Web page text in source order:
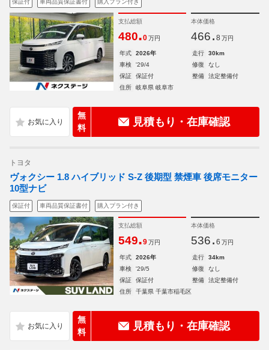
保証付 車両品質保証書付 購入プラン付き
支払総額
480.0 万円
本体価格
466. 8 万円
年式 2026年 走行
30km
車検
'29/4 修復
なし
保証
保証付 整備
法定整備付
住所
岐阜県 岐阜市
無
料
見積もり・在庫確認
トヨタ
ヴォクシー 1.8 ハイブリッド S-Z 後期型 禁煙車 後席モニター
10型ナビ
保証付 車両品質保証書付 購入プラン付き
支払総額
549.9 万円
本体価格
536. 6 万円
年式 2026年 走行
34km
車検
'29/5 修復
なし
保証
保証付 整備
法定整備付
住所
千葉県 千葉市稲毛区
無
料
見積もり・在庫確認